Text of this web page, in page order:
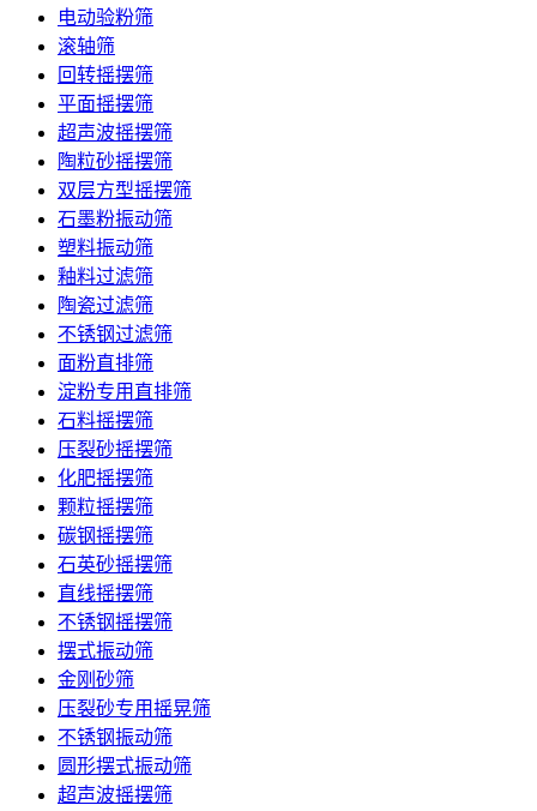
电动验粉筛
滚轴筛
回转摇摆筛
平面摇摆筛
超声波摇摆筛
陶粒砂摇摆筛
双层方型摇摆筛
石墨粉振动筛
塑料振动筛
釉料过滤筛
陶瓷过滤筛
不锈钢过滤筛
面粉直排筛
淀粉专用直排筛
石料摇摆筛
压裂砂摇摆筛
化肥摇摆筛
颗粒摇摆筛
碳钢摇摆筛
石英砂摇摆筛
直线摇摆筛
不锈钢摇摆筛
摆式振动筛
金刚砂筛
压裂砂专用摇晃筛
不锈钢振动筛
圆形摆式振动筛
超声波摇摆筛